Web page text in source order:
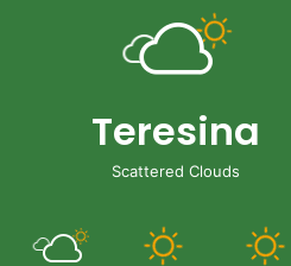
Teresina
Scattered Clouds